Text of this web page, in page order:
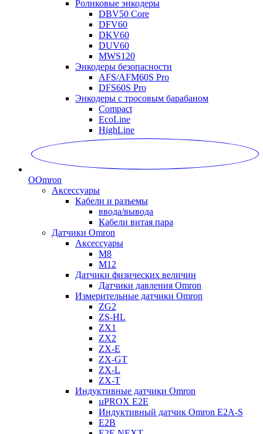
Роликовые энкодеры
DBV50 Core
DFV60
DKV60
DUV60
MWS120
Энкодеры безопасности
AFS/AFM60S Pro
DFS60S Pro
Энкодеры с тросовым барабаном
Compact
EcoLine
HighLine
OOmron
Аксессуары
Кабели и разъемы
ввода/вывода
Кабели витая пара
Датчики Omron
Аксессуары
M8
M12
Датчики физических величин
Датчики давления Omron
Измерительные датчики Omron
ZG2
ZS-HL
ZX1
ZX2
ZX-E
ZX-GT
ZX-L
ZX-T
Индуктивные датчики Omron
µPROX E2E
Индуктивный датчик Omron E2A-S
E2B